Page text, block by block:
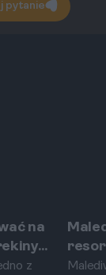
pytanie
na
z